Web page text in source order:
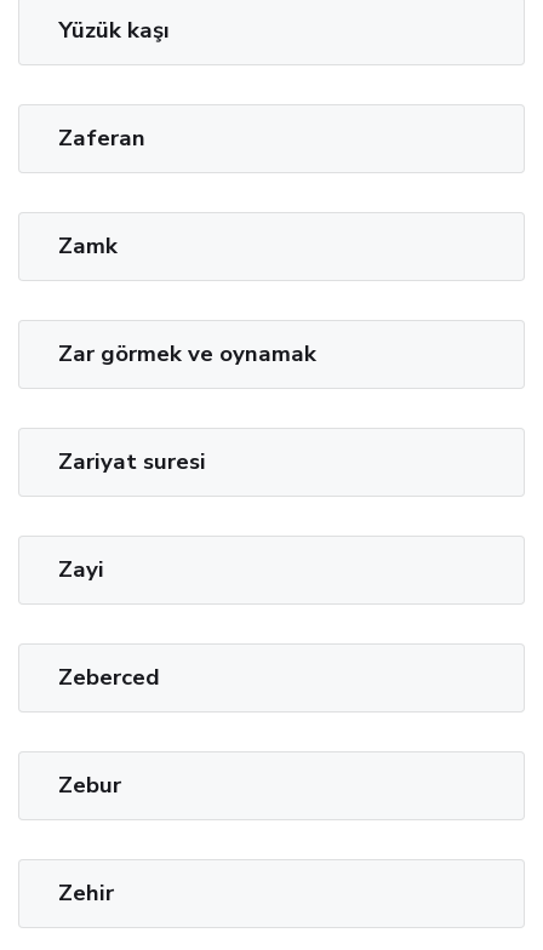
Yüzük kaşı
Zaferan
Zamk
Zar görmek ve oynamak
Zariyat suresi
Zayi
Zeberced
Zebur
Zehir